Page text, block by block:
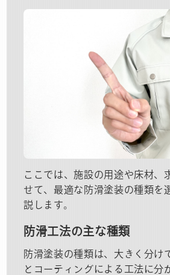
ここでは、施設の用途や床材、
せて、最適な防滑塗装の種類を
説します。
防滑工法の主な種類
防滑塗装の種類は、大きく分け
とコーティングによる工法に分